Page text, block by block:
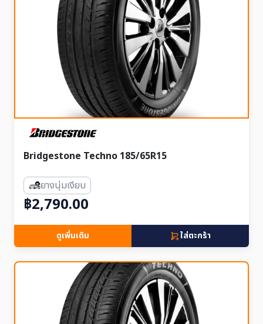
Bridgestone Techno 185/65R15
ยางนุ่มเงียบ
฿2,790.00
ดูเพิ่มเติม ใส่ตะกร้า